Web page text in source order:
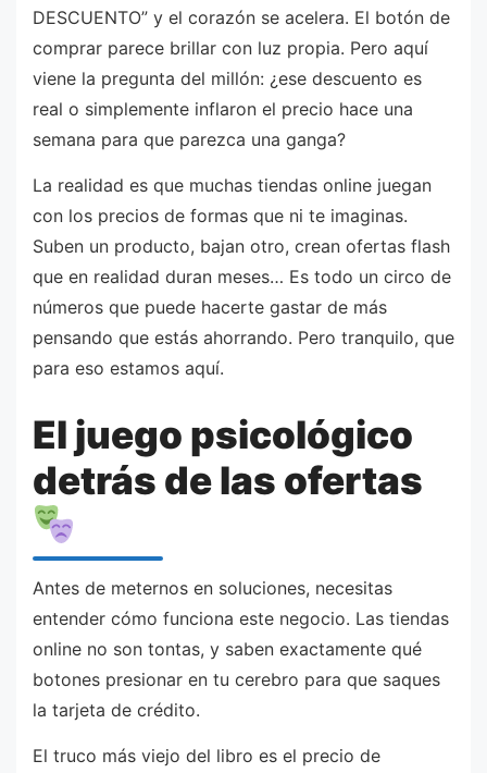
DESCUENTO” y el corazón se acelera. El botón de
comprar parece brillar con luz propia. Pero aquí
viene la pregunta del millón: ¿ese descuento es
real o simplemente inflaron el precio hace una
semana para que parezca una ganga?
La realidad es que muchas tiendas online juegan
con los precios de formas que ni te imaginas.
Suben un producto, bajan otro, crean ofertas flash
que en realidad duran meses… Es todo un circo de
números que puede hacerte gastar de más
pensando que estás ahorrando. Pero tranquilo, que
para eso estamos aquí.
El juego psicológico
detrás de las ofertas
Antes de meternos en soluciones, necesitas
entender cómo funciona este negocio. Las tiendas
online no son tontas, y saben exactamente qué
botones presionar en tu cerebro para que saques
la tarjeta de crédito.
El truco más viejo del libro es el precio de